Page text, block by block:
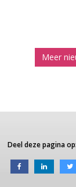
Meer
Deel deze pagina op: